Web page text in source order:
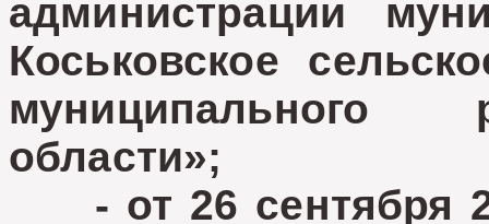
администрации
Коськовское
муниципального
области»;
- от 26 сентября